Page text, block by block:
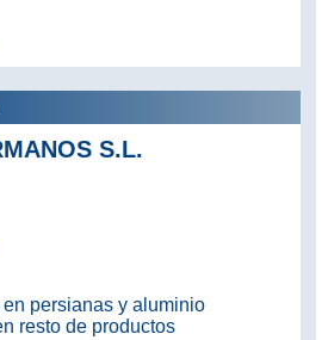
S.L.
persianas y aluminio
resto de productos